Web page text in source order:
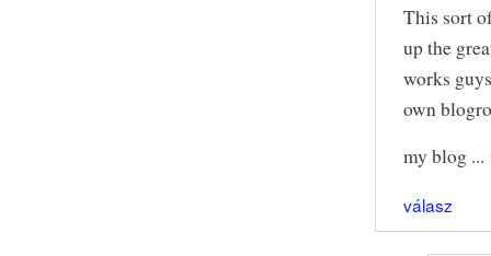
This sort
up the
works
own
my blog ...
válasz